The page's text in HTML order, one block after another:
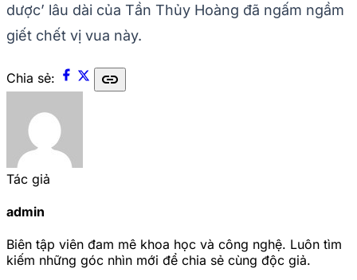
dược’ lâu dài của Tần Thủy Hoàng đã ngấm ngầm
giết chết vị vua này.
Chia sẻ: link
Tác giả
admin
Biên tập viên đam mê khoa học và công nghệ. Luôn tìm
kiếm những góc nhìn mới để chia sẻ cùng độc giả.